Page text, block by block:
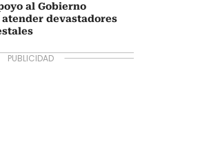
al Gobierno
devastadores